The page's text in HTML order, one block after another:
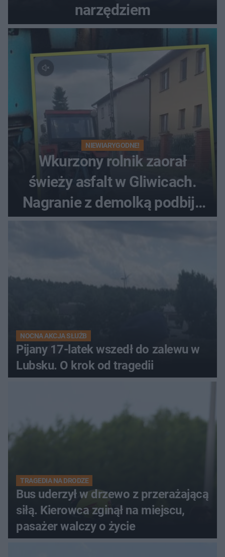
narzędziem
NIEWIARYGODNE!
Wkurzony rolnik zaorał
świeży asfalt w Gliwicach.
Nagranie z demolką podbija
sieć
NOCNA AKCJA SŁUŻB
Pijany 17-latek wszedł do zalewu w
Lubsku. O krok od tragedii
TRAGEDIA NA DRODZE
Bus uderzył w drzewo z przerażającą
siłą. Kierowca zginął na miejscu,
pasażer walczy o życie